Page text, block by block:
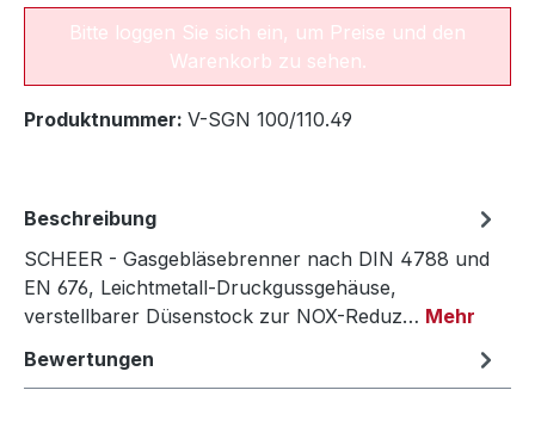
Bitte loggen Sie sich ein, um Preise und den
Warenkorb zu sehen.
Produktnummer: V-SGN 100/110.49
Beschreibung
SCHEER - Gasgebläsebrenner nach DIN 4788 und
EN 676, Leichtmetall-Druckgussgehäuse,
verstellbarer Düsenstock zur NOX-Reduz… Mehr
Bewertungen